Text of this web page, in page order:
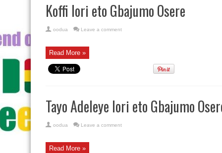
Koffi lori eto Gbajumo Osere
oodua Leave a comment
Read More »
Tayo Adeleye lori eto Gbajumo
oodua Leave a comment
Read More »